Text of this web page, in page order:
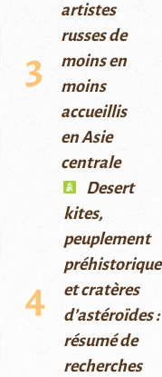
artistes
russes de
moins en
moins
accueillis
en Asie
centrale
Desert
kites,
peuplement
préhistorique
et cratères
d’astéroïdes :
résumé de
recherches